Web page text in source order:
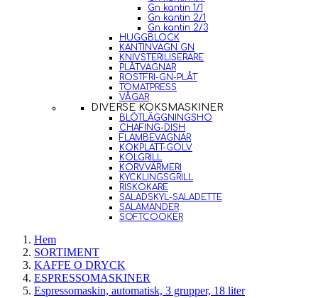
Gn kantin 1/1
Gn kantin 2/1
Gn kantin 2/3
HUGGBLOCK
KANTINVAGN GN
KNIVSTERILISERARE
PLÅTVAGNAR
ROSTFRI-GN-PLÅT
TOMATPRESS
VÅGAR
DIVERSE KÖKSMASKINER
BLÖTLÄGGNINGSHO
CHAFING-DISH
FLAMBEVAGNAR
KOKPLATT-GOLV
KOLGRILL
KORVVÄRMERI
KYCKLINGSGRILL
RISKOKARE
SALADSKYL-SALADETTE
SALAMANDER
SOFTCOOKER
Hem
SORTIMENT
KAFFE O DRYCK
ESPRESSOMASKINER
Espressomaskin, automatisk, 3 grupper, 18 liter